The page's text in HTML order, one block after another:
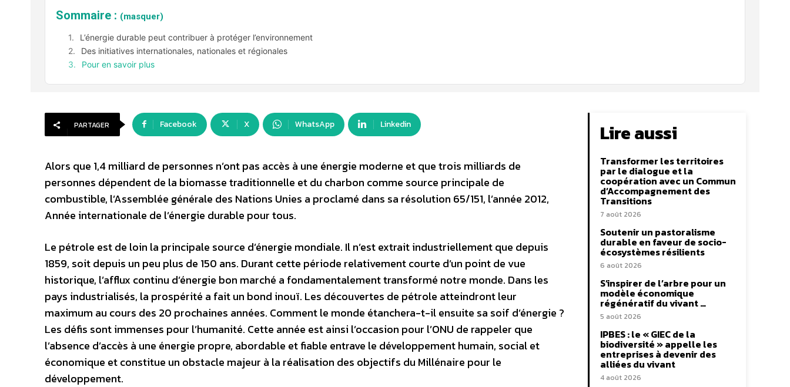
Sommaire : (masquer)
L’énergie durable peut contribuer à protéger l’environnement
Des initiatives internationales, nationales et régionales
Pour en savoir plus
PARTAGER Facebook X WhatsApp Linkedin
Alors que 1,4 milliard de personnes n’ont pas accès à une énergie moderne et que trois milliards de
personnes dépendent de la biomasse traditionnelle et du charbon comme source principale de
combustible, l’Assemblée générale des Nations Unies a proclamé dans sa résolution 65/151, l’année 2012,
Année internationale de l’énergie durable pour tous.
Le pétrole est de loin la principale source d’énergie mondiale. Il n’est extrait industriellement que depuis
1859, soit depuis un peu plus de 150 ans. Durant cette période relativement courte d’un point de vue
historique, l’afflux continu d’énergie bon marché a fondamentalement transformé notre monde. Dans les
pays industrialisés, la prospérité a fait un bond inouï. Les découvertes de pétrole atteindront leur
maximum au cours des 20 prochaines années. Comment le monde étanchera-t-il ensuite sa soif d’énergie ?
Les défis sont immenses pour l’humanité. Cette année est ainsi l’occasion pour l’ONU de rappeler que
l’absence d’accès à une énergie propre, abordable et fiable entrave le développement humain, social et
économique et constitue un obstacle majeur à la réalisation des objectifs du Millénaire pour le
développement.
Lire aussi
Transformer les territoires
par le dialogue et la
coopération avec un Commun
d’Accompagnement des
Transitions
7 août 2026
Soutenir un pastoralisme
durable en faveur de socio-
écosystèmes résilients
6 août 2026
S’inspirer de l’arbre pour un
modèle économique
régénératif du vivant …
5 août 2026
IPBES : le « GIEC de la
biodiversité » appelle les
entreprises à devenir des
alliées du vivant
4 août 2026